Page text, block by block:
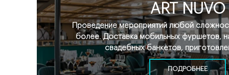
ART NUVO
Проведение мероприятий любой
более. Доставка мобильных фуршетов,
свадебных банкетов,
ПОДРОБНЕЕ